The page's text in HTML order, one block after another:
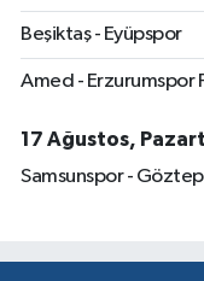
Beşiktaş - Eyüpspor
Amed - Erzurumspor
17 Ağustos,
Samsunspor -